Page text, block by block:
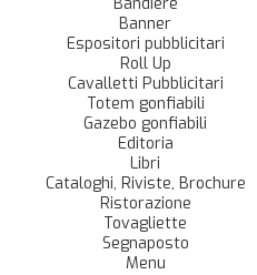
Banner
Espositori pubblicitari
Roll Up
Cavalletti Pubblicitari
Totem gonfiabili
Gazebo gonfiabili
Editoria
Libri
Cataloghi, Riviste, Brochure
Ristorazione
Tovagliette
Segnaposto
Menu